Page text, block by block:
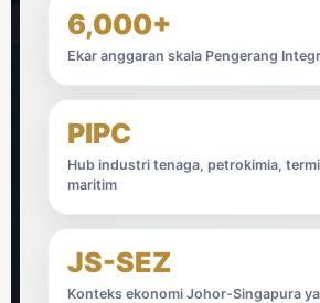
6,000+
Ekar anggaran skala Pengerang
PIPC
Hub industri tenaga, petrokimia,
maritim
JS-SEZ
Konteks ekonomi Johor-Singapura